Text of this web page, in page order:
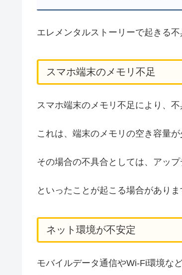
エレメンタルストーリーで起きる
スマホ端末のメモリ不足
スマホ端末のメモリ不足により、
これは、端末のメモリの空き容量
その場合の不具合としては、アッ
といったことが起こる場合がありま
ネット環境が不安定
モバイルデータ通信やWi-Fi環境な